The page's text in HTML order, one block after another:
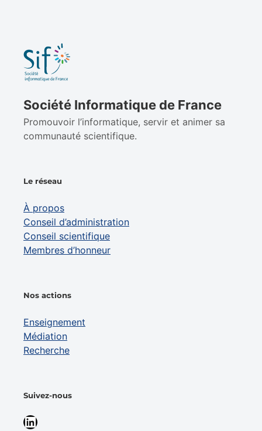
Société Informatique de France
Promouvoir l’informatique, servir et animer sa
communauté scientifique.
Le réseau
À propos
Conseil d’administration
Conseil scientifique
Membres d’honneur
Nos actions
Enseignement
Médiation
Recherche
Suivez-nous
LinkedIn